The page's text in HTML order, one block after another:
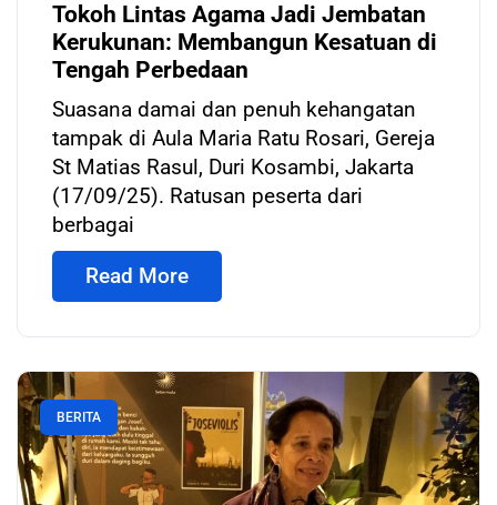
Tokoh Lintas Agama Jadi Jembatan
Kerukunan: Membangun Kesatuan di
Tengah Perbedaan
Suasana damai dan penuh kehangatan
tampak di Aula Maria Ratu Rosari, Gereja
St Matias Rasul, Duri Kosambi, Jakarta
(17/09/25). Ratusan peserta dari
berbagai
Read More
BERITA